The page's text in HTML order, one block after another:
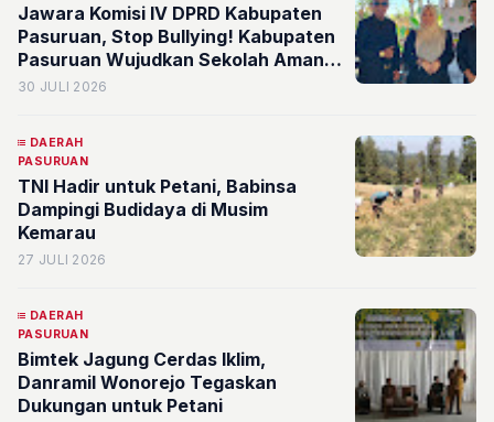
Jawara Komisi IV DPRD Kabupaten
Pasuruan, Stop Bullying! Kabupaten
Pasuruan Wujudkan Sekolah Aman
dan Ramah Anak
30 JULI 2026
DAERAH
PASURUAN
TNI Hadir untuk Petani, Babinsa
Dampingi Budidaya di Musim
Kemarau
27 JULI 2026
DAERAH
PASURUAN
Bimtek Jagung Cerdas Iklim,
Danramil Wonorejo Tegaskan
Dukungan untuk Petani